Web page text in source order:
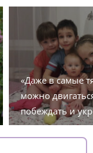
«Даже в самые
можно
побеждать и